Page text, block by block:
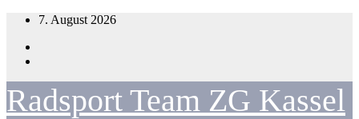
Zum
springen
7. August 2026
Radsport Team ZG Kassel